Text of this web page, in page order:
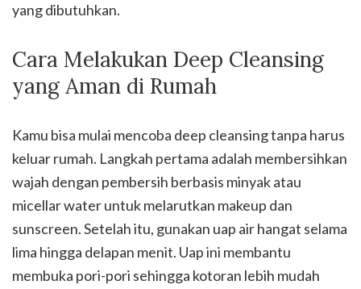
yang dibutuhkan.
Cara Melakukan Deep Cleansing
yang Aman di Rumah
Kamu bisa mulai mencoba deep cleansing tanpa harus
keluar rumah. Langkah pertama adalah membersihkan
wajah dengan pembersih berbasis minyak atau
micellar water untuk melarutkan makeup dan
sunscreen. Setelah itu, gunakan uap air hangat selama
lima hingga delapan menit. Uap ini membantu
membuka pori-pori sehingga kotoran lebih mudah